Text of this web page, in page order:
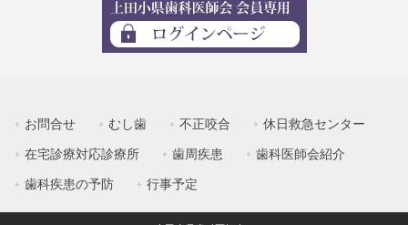
お問合せ むし歯 不正咬合 休日救急センター
在宅診療対応診療所 歯周疾患 歯科医師会紹介
歯科疾患の予防 行事予定